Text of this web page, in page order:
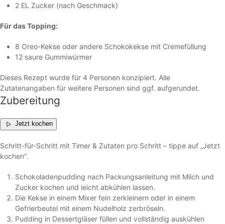
2 EL Zucker (nach Geschmack)
Für das Topping:
8 Oreo-Kekse oder andere Schokokekse mit Cremefüllung
12 saure Gummiwürmer
Dieses Rezept wurde für 4 Personen konzipiert. Alle
Zutatenangaben für weitere Personen sind ggf. aufgerundet.
Zubereitung
Jetzt kochen
Schritt-für-Schritt mit Timer & Zutaten pro Schritt – tippe auf „Jetzt
kochen".
Schokoladenpudding nach Packungsanleitung mit Milch und
Zucker kochen und leicht abkühlen lassen.
Die Kekse in einem Mixer fein zerkleinern oder in einem
Gefrierbeutel mit einem Nudelholz zerbröseln.
Pudding in Dessertgläser füllen und vollständig auskühlen